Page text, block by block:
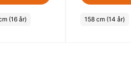
(16 år) 158 cm (14 år)